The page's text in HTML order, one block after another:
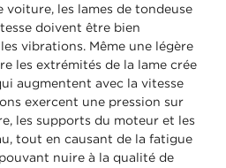
voiture, les lames de tondeuse
doivent être bien
vibrations. Même une légère
les extrémités de la lame crée
augmentent avec la vitesse
exercent une pression sur
les supports du moteur et les
tout en causant de la fatigue
nuire à la qualité de